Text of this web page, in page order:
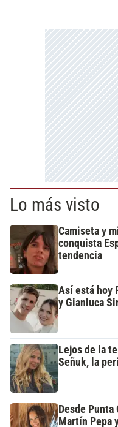
Lo más visto
Camiseta y
conquista
tendencia
Así está hoy
y Gianluca
Lejos de la
Señuk, la
Desde Punta
Martín Pepa